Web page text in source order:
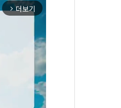
arrow_forward_ios 더보기